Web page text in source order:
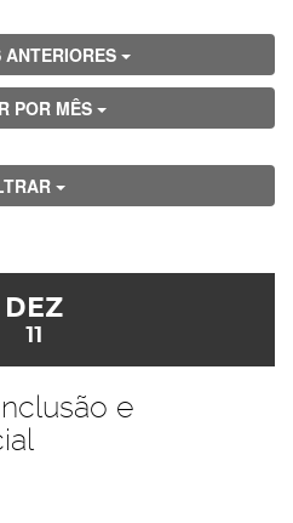
ANTERIORES
POR MÊS
DEZ
11
e